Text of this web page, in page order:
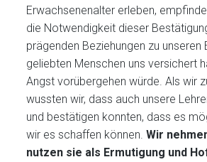
Erwachsenenalter erleben,
die Notwendigkeit dieser
prägenden Beziehungen zu unseren
geliebten Menschen uns versichert
Angst vorübergehen würde. Als wir
wussten wir, dass auch unsere
und bestätigen konnten, dass es
wir es schaffen können.Wir
nutzen sie als Ermutigung und